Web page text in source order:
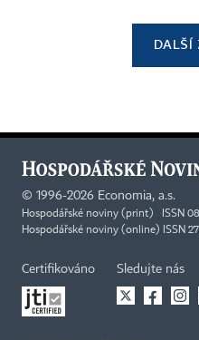
DALŠÍ
© 1996-2026 Economia, a.s.
Hospodářské noviny (print) ISSN
Hospodářské noviny (online) ISSN
Certifikováno Sledujte nás